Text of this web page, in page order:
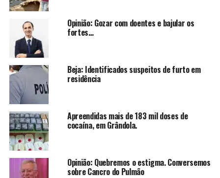
Opinião: Gozar com doentes e bajular os
fortes…
Beja: Identificados suspeitos de furto em
residência
Apreendidas mais de 183 mil doses de
cocaína, em Grândola.
Opinião: Quebremos o estigma. Conversemos
sobre Cancro do Pulmão